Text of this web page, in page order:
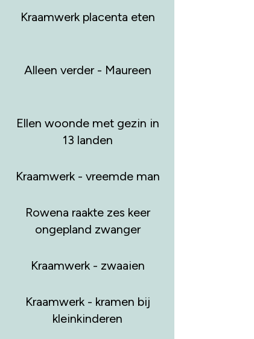
Kraamwerk placenta eten
Alleen verder - Maureen
Ellen woonde met gezin in
13 landen
Kraamwerk - vreemde man
Rowena raakte zes keer
ongepland zwanger
Kraamwerk - zwaaien
Kraamwerk - kramen bij
kleinkinderen